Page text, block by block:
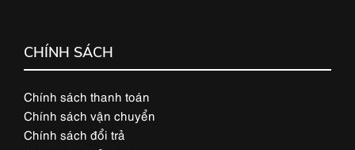
CHÍNH SÁCH
Chính sách thanh toán
Chính sách vận chuyển
Chính sách đổi trả